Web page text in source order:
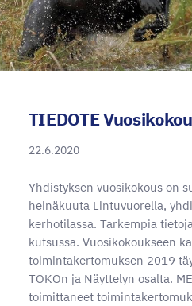
TIEDOTE
22.6.2020
Yhdistyksen vuosikokous on
heinäkuuta Lintuvuorella,
kerhotilassa. Tarkempia
kutsussa. Vuosikokoukseen
toimintakertomuksen 2019
TOKOn ja Näyttelyn osalta.
toimittaneet